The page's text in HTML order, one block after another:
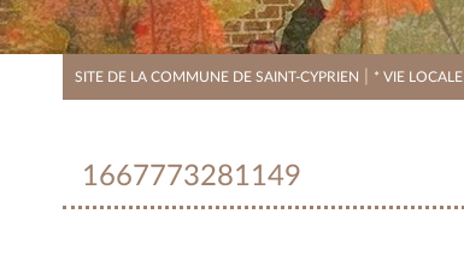
SITE DE LA COMMUNE DE SAINT-CYPRIEN * VIE LOCALE
1667773281149